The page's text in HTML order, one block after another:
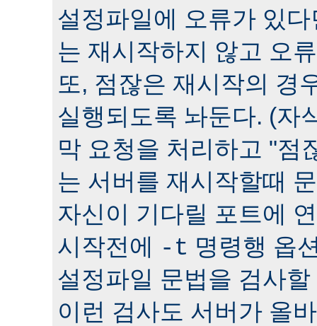
설정파일에 오류가 있
는 재시작하지 않고 오
또, 점잖은 재시작의 경
실행되도록 놔둔다. (자
막 요청을 처리하고 "점
는 서버를 재시작할때
자신이 기다릴 포트에
시작전에
-t 명령행 옵
설정파일 문법을 검사
이런 검사도 서버가 올